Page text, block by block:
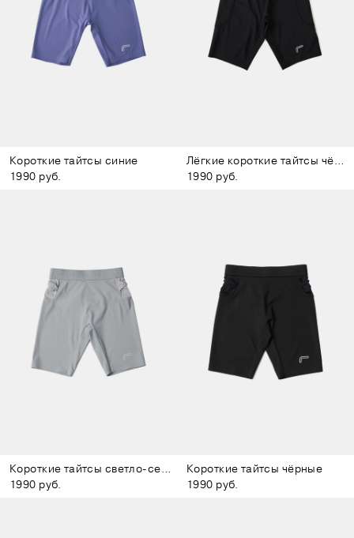
Короткие тайтсы синие
1990 руб.
Лёгкие короткие тайтсы чёрные
1990 руб.
Короткие тайтсы светло-серые
1990 руб.
Короткие тайтсы чёрные
1990 руб.